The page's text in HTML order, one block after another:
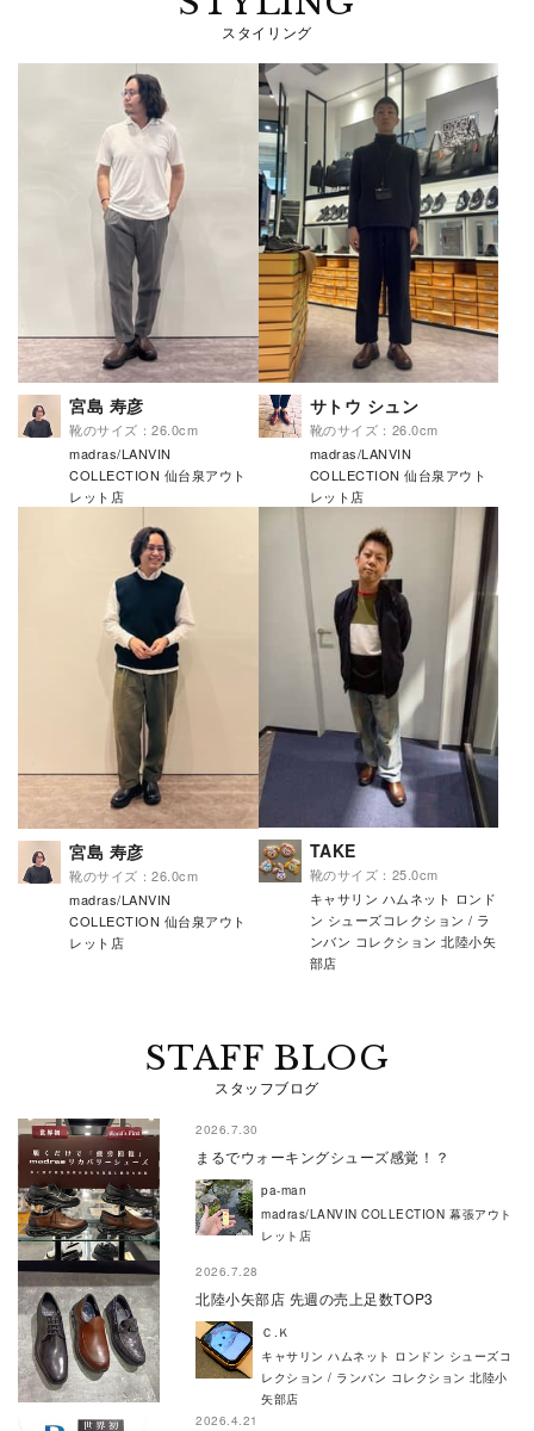
スタイリング
宮島 寿彦
靴のサイズ：26.0cm
madras/LANVIN
COLLECTION 仙台泉アウト
レット店
サトウ シュン
靴のサイズ：26.0cm
madras/LANVIN
COLLECTION 仙台泉アウト
レット店
宮島 寿彦
靴のサイズ：26.0cm
madras/LANVIN
COLLECTION 仙台泉アウト
レット店
TAKE
靴のサイズ：25.0cm
キャサリン ハムネット ロンド
ン シューズコレクション / ラ
ンバン コレクション 北陸小矢
部店
STAFF BLOG
スタッフブログ
2026.7.30
まるでウォーキングシューズ感覚！？
pa-man
madras/LANVIN COLLECTION 幕張アウト
レット店
2026.7.28
北陸小矢部店 先週の売上足数TOP3
Ｃ.Ｋ
キャサリン ハムネット ロンドン シューズコ
レクション / ランバン コレクション 北陸小
矢部店
2026.4.21